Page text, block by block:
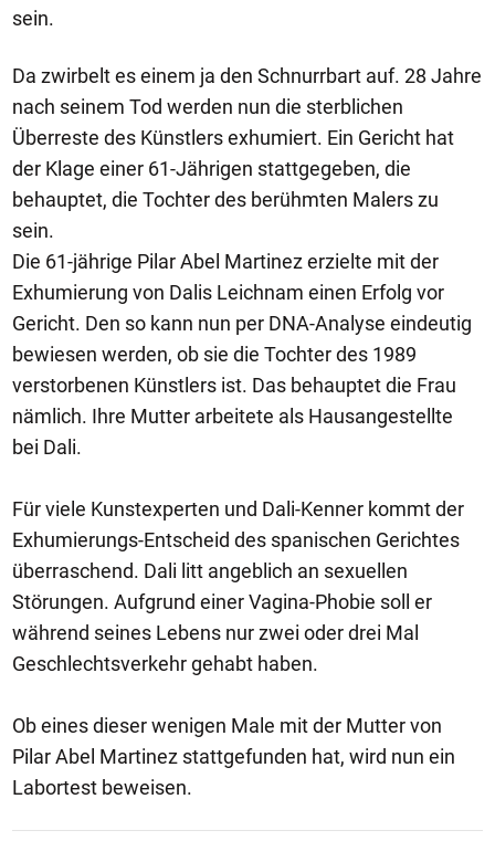
sein.
Da zwirbelt es einem ja den Schnurrbart auf. 28 Jahre
nach seinem Tod werden nun die sterblichen
Überreste des Künstlers exhumiert. Ein Gericht hat
der Klage einer 61-Jährigen stattgegeben, die
behauptet, die Tochter des berühmten Malers zu
sein.
Die 61-jährige Pilar Abel Martinez erzielte mit der
Exhumierung von Dalis Leichnam einen Erfolg vor
Gericht. Den so kann nun per DNA-Analyse eindeutig
bewiesen werden, ob sie die Tochter des 1989
verstorbenen Künstlers ist. Das behauptet die Frau
nämlich. Ihre Mutter arbeitete als Hausangestellte
bei Dali.
Für viele Kunstexperten und Dali-Kenner kommt der
Exhumierungs-Entscheid des spanischen Gerichtes
überraschend. Dali litt angeblich an sexuellen
Störungen. Aufgrund einer Vagina-Phobie soll er
während seines Lebens nur zwei oder drei Mal
Geschlechtsverkehr gehabt haben.
Ob eines dieser wenigen Male mit der Mutter von
Pilar Abel Martinez stattgefunden hat, wird nun ein
Labortest beweisen.